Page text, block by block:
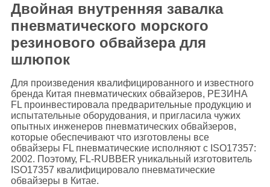
Двойная внутренняя завалка
пневматического морского
резинового обвайзера для
шлюпок
Для произведения квалифицированного и известного
бренда Китая пневматических обвайзеров, РЕЗИНА
FL проинвестировала предварительные продукцию и
испытательные оборудования, и пригласила чужих
опытных инженеров пневматических обвайзеров,
которые обеспечивают что изготовлены все
обвайзеры FL пневматические исполняют с ISO17357:
2002. Поэтому, FL-RUBBER уникальный изготовитель
ISO17357 квалифицировало пневматические
обвайзеры в Китае.